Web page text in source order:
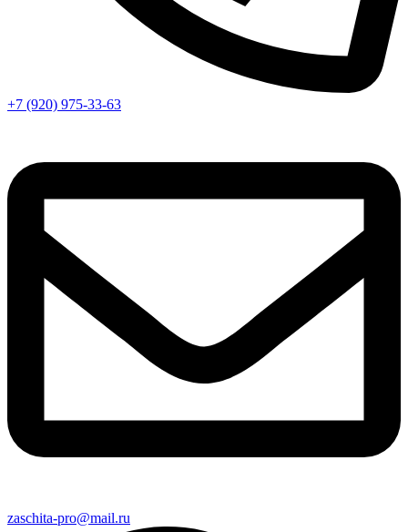
+7 (920) 975-33-63
zaschita-pro@mail.ru